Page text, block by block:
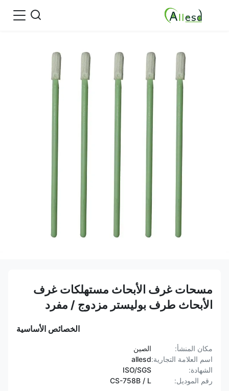
مسحات غرف الأبحاث مستهلكات غرف
الأبحاث طرف بوليستر مزدوج / مفرد
الخصائص الأساسية
مكان المنشأ:
الصين
اسم العلامة التجارية:allesd
الشهادة:
ISO/SGS
رقم الموديل:
CS-758B / L